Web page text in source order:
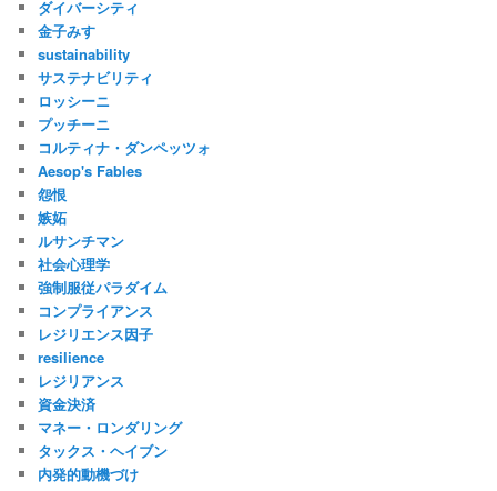
ダイバーシティ
金子みすゞ
sustainability
サステナビリティ
ロッシーニ
プッチーニ
コルティナ・ダンペッツォ
Aesop's Fables
怨恨
嫉妬
ルサンチマン
社会心理学
強制服従パラダイム
コンプライアンス
レジリエンス因子
resilience
レジリアンス
資金決済
マネー・ロンダリング
タックス・ヘイブン
内発的動機づけ